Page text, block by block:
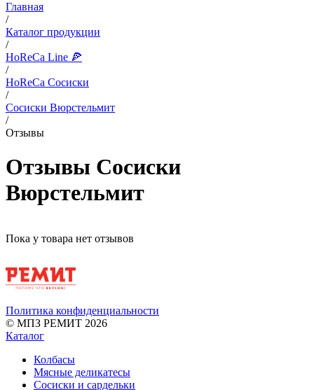
Главная
/
Каталог продукции
/
HoReCa Line 🍕
/
HoReCa Сосиски
/
Сосиски Вюрстельмит
/
Отзывы
Отзывы Сосиски
Вюрстельмит
Пока у товара нет отзывов
Политика конфиденциальности
© МПЗ РЕМИТ 2026
Каталог
Колбасы
Мясные деликатесы
Сосиски и сардельки